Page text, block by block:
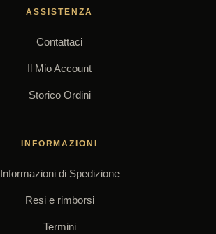
ASSISTENZA
Contattaci
Il Mio Account
Storico Ordini
INFORMAZIONI
Informazioni di Spedizione
Resi e rimborsi
Termini